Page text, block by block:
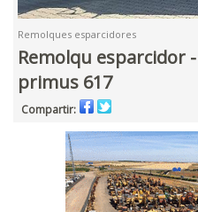
Remolques esparcidores
Remolqu esparcidor
primus 617
Compartir: